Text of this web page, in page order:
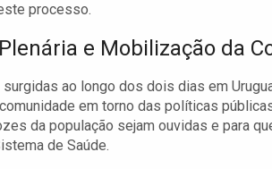
processo.
e Mobilização da
ao longo dos dois dias em
em torno das políticas
da população sejam ouvidas e para
de Saúde.